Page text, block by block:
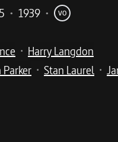
• 1939 • VO
• Harry Langdon
Parker • Stan Laurel •